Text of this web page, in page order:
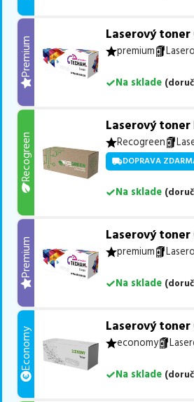
Premium
Laserový toner
premium
Na sklade (
Recogreen
Laserový toner
Recogreen
DOPRAVA
Na sklade (
Premium
Laserový
premium
Na sklade (
Economy
Laserový toner
economy
Na sklade (